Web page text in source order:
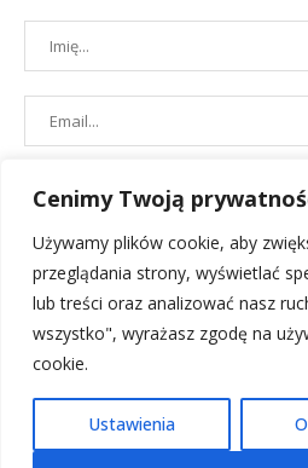
Cenimy Twoją
Używamy plików cookie, aby
przeglądania strony, wyświetlać
lub treści oraz analizować nasz
wszystko", wyrażasz zgodę na
cookie.
Ustawienia
POLITYKA PRYWATNOŚCI
Reserved. Designed and